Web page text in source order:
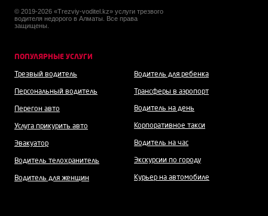
© 2019-2026 «Trezviy-voditel.kz» услуги трезвого
водителя недорого в Алматы. Все права
защищены.
ПОПУЛЯРНЫЕ УСЛУГИ
Трезвый водитель
Персональный водитель
Перегон авто
Услуга прикурить авто
Эвакуатор
Водитель телохранитель
Водитель для женщин
Водитель для ребенка
Трансферы в аэропорт
Водитель на день
Корпоративное такси
Водитель на час
Экскурсии по городу
Курьер на автомобиле